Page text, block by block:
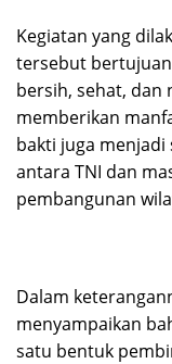
Kegiatan yang
tersebut
bersih, sehat, dan
memberikan
bakti juga
antara TNI dan
pembangunan
Dalam
menyampaikan
satu bentuk